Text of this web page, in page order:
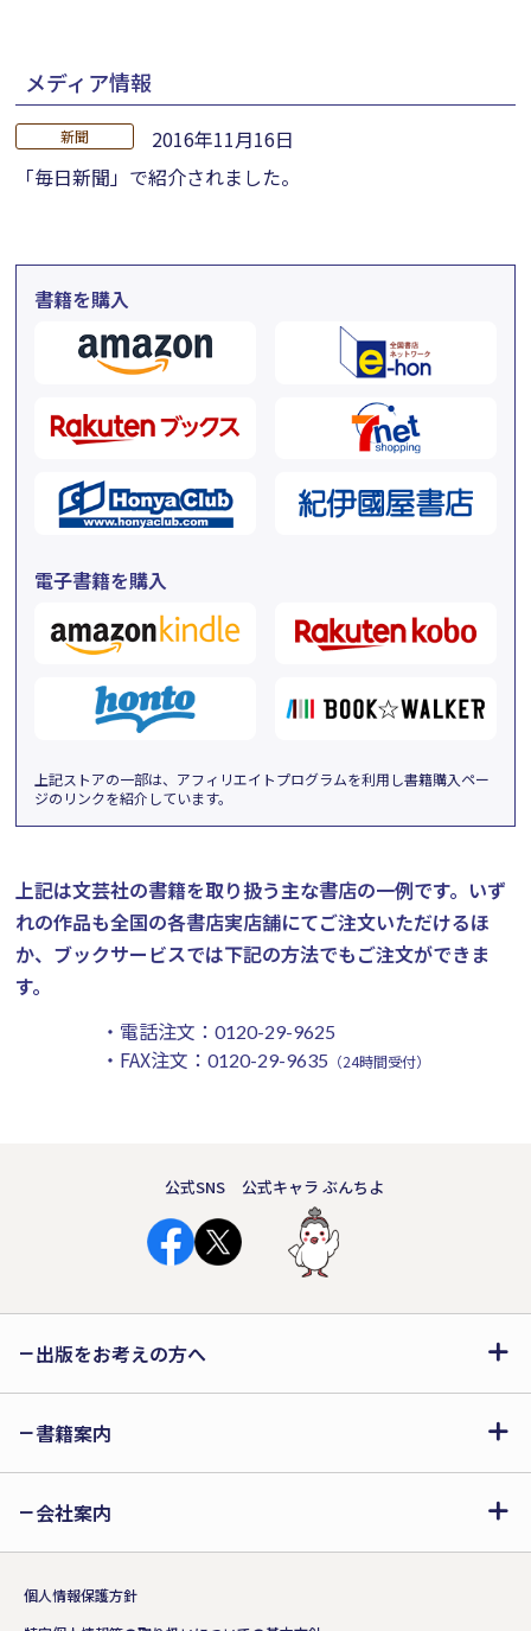
メディア情報
新聞
2016年11月16日
「毎日新聞」で紹介されました。
書籍を購入
電子書籍を購入
上記ストアの一部は、アフィリエイトプログラムを利用し書籍購入ペー
ジのリンクを紹介しています。
上記は文芸社の書籍を取り扱う主な書店の一例です。 いず
れの作品も全国の各書店実店舗にてご注文いただけるほ
か、ブックサービスでは下記の方法でもご注文ができま
す。
・電話注文： 0120-29-9625
・FAX注文： 0120-29-9635 （24時間受付）
公式SNS 公式キャラ ぶんちよ
出版をお考えの方へ
書籍案内
会社案内
個人情報保護方針